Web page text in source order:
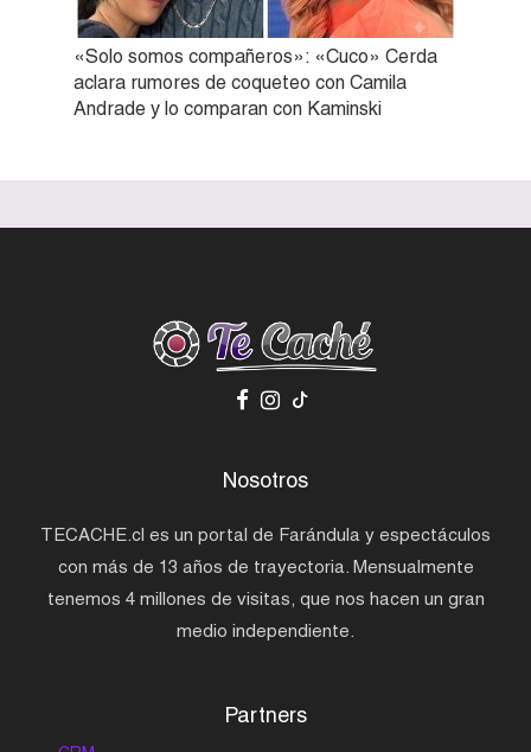
«Solo somos compañeros»: «Cuco» Cerda
aclara rumores de coqueteo con Camila
Andrade y lo comparan con Kaminski
Nosotros
TECACHE.cl es un portal de Farándula y espectáculos
con más de 13 años de trayectoria. Mensualmente
tenemos 4 millones de visitas, que nos hacen un gran
medio independiente.
Partners